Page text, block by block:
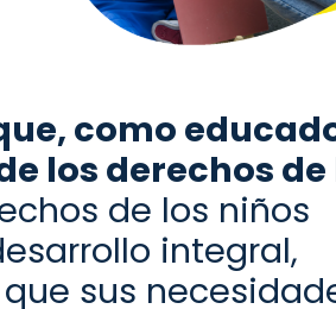
como
los derechos de
de los niños
integral,
sus